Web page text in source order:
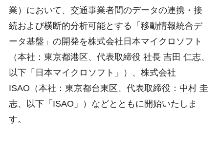
業）において、交通事業者間のデータの連携・接
続および横断的分析可能とする「移動情報統合デ
ータ基盤」の開発を株式会社日本マイクロソフト
（本社：東京都港区、代表取締役 社長 吉田 仁志、
以下「日本マイクロソフト」）、株式会社
ISAO（本社：東京都台東区、代表取締役：中村 圭
志、以下「ISAO」）などとともに開始いたしま
す。